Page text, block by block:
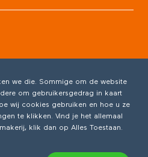
we die. Sommige om de website
om gebruikersgedrag in kaart
wij cookies gebruiken en hoe u ze
te klikken. Vind je het allemaal
klik dan op Alles Toestaan.